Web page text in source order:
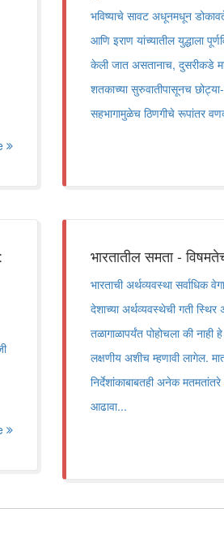
भविष्याचे सावट अधूनमधून
आणि इराण यांच्यातील युद्धाला
केली जात असतानाच, दुसरीकडे
शतकाच्या सुरुवातीपासूनच
सहभागामुळेच ठिणगीचे रूपांतर
भारतातील समता -
भारताची अर्थव्यवस्था सर्वाधिक
देशाच्या अर्थव्यवस्थेची गती
तळागाळापर्यंत पोहोचला की नाही
लक्षणीय अशीच म्हणावी लागेल.
निर्देशांकाबाबतही अनेक
आढावा...